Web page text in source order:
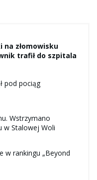
na złomowisku
trafił do szpitala
pod pociąg
Wstrzymano
w Stalowej Woli
w rankingu „Beyond